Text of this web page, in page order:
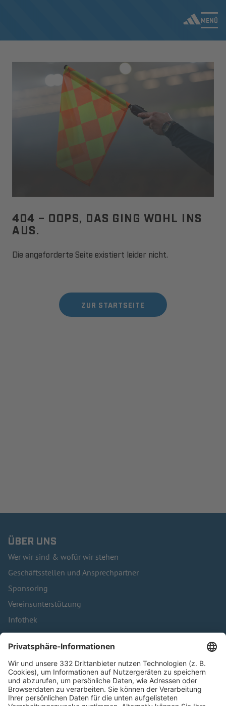
MENÜ
404 – OOPS, DAS GING WOHL INS
AUS.
Die angeforderte Seite existiert leider nicht.
ZUR STARTSEITE
ÜBER UNS
Wer wir sind & wofür wir stehen
Geschäftsstellen und Ansprechpartner
Sponsoring
Vereinsunterstützung
Infothek
Kontakt
HÄUFIG BESUCHTE SEITEN
Pässe und Vereinswechsel
Trainerausbildung